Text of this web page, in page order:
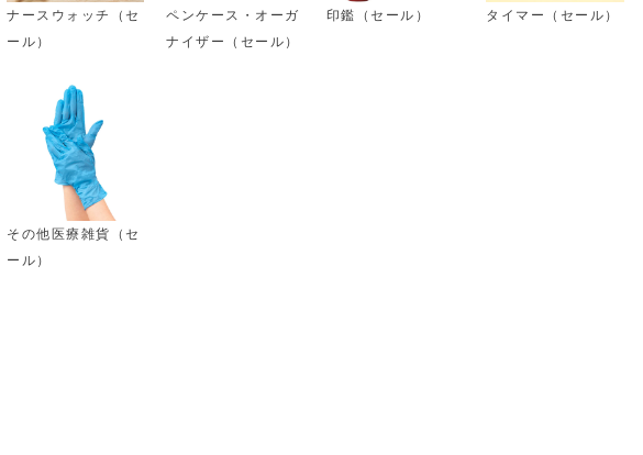
ナースウォッチ（セ
ール）
ペンケース・オーガ
ナイザー（セール）
印鑑（セール） タイマー（セール）
その他医療雑貨（セ
ール）